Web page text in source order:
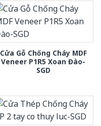
Cửa Gỗ Chống Cháy MDF
Veneer P1R5 Xoan Đào-
SGD